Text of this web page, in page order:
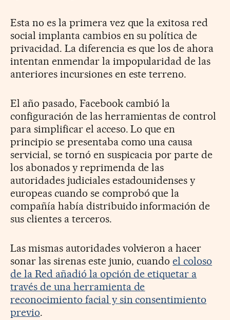
Esta no es la primera vez que la exitosa red
social implanta cambios en su política de
privacidad. La diferencia es que los de ahora
intentan enmendar la impopularidad de las
anteriores incursiones en este terreno.
El año pasado, Facebook cambió la
configuración de las herramientas de control
para simplificar el acceso. Lo que en
principio se presentaba como una causa
servicial, se tornó en suspicacia por parte de
los abonados y reprimenda de las
autoridades judiciales estadounidenses y
europeas cuando se comprobó que la
compañía había distribuido información de
sus clientes a terceros.
Las mismas autoridades volvieron a hacer
sonar las sirenas este junio, cuandoel coloso
de la Red añadió la opción de etiquetar a
través de una herramienta de
reconocimiento facial y sin consentimiento
previo.